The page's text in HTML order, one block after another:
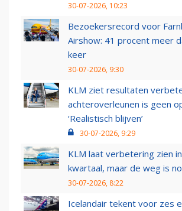
30-07-2026, 10:23
Bezoekersrecord voor
Airshow: 41 procent meer
keer
30-07-2026, 9:30
KLM ziet resultaten
achteroverleunen is geen
‘Realistisch blijven’
30-07-2026, 9:29
KLM laat verbetering zien
kwartaal, maar de weg is
30-07-2026, 8:22
Icelandair tekent voor zes